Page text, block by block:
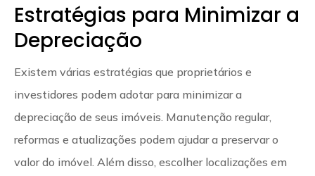
Estratégias para Minimizar a
Depreciação
Existem várias estratégias que proprietários e
investidores podem adotar para minimizar a
depreciação de seus imóveis. Manutenção regular,
reformas e atualizações podem ajudar a preservar o
valor do imóvel. Além disso, escolher localizações em